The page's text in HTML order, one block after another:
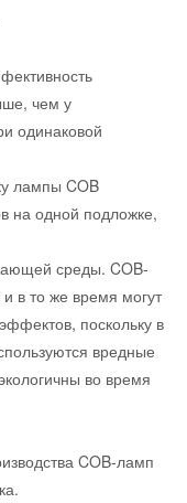
чем у
одинаковой
лампы COB
на одной подложке,
среды. COB-
в то же время могут
поскольку в
вредные
во время
COB-ламп